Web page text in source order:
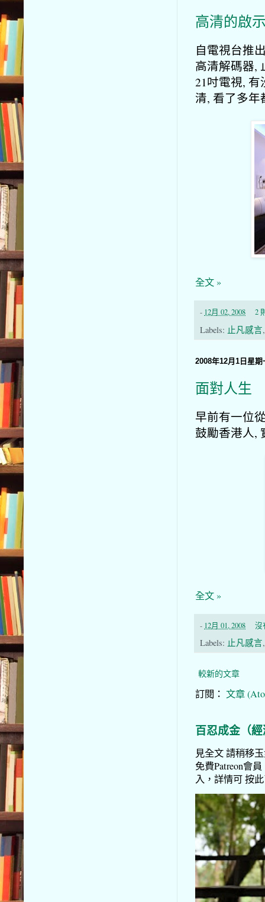
高清的啟
自電視台推
高清解碼器,
21吋電視,
清, 看了多
全文 »
- 12月 02, 2008 2
Labels: 止凡感言
2008年12月1日星期
面對人生
早前有一位
鼓勵香港人,
全文 »
- 12月 01, 2008 沒
Labels: 止凡感言
較新的文章
訂閱： 文章
百忍成金（
見全文 請稍移
免費Patreon會
入，詳情可 按